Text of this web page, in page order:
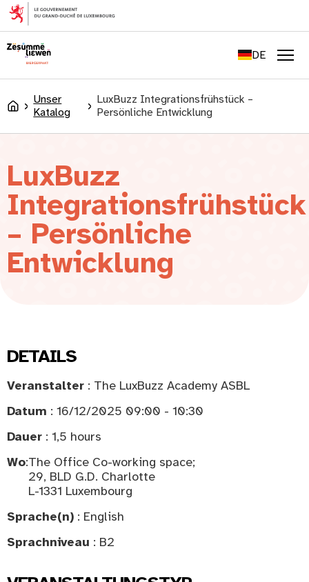
springen
DE
LU
Accueil
Unser
Katalog
LuxBuzz Integrationsfrühstück –
Persönliche Entwicklung
LuxBuzz
Integrationsfrühstück
– Persönliche
Entwicklung
DETAILS
Veranstalter : The LuxBuzz Academy ASBL
Datum : 16/12/2025 09:00 - 10:30
Dauer : 1,5 hours
Wo:The Office Co-working space;
29, BLD G.D. Charlotte
L-1331 Luxembourg
Sprache(n) : English
Sprachniveau : B2